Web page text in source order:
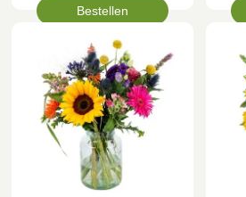
Bestellen